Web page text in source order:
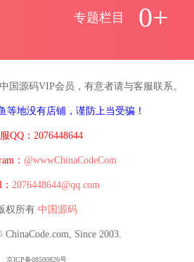
专题栏目 0+
国源码VIP会员，有意者请与客服联系。
等地没有店铺，谨防上当受骗！
QQ：2076448644
： @wwwChinaCodeCom
2076448644@qq.com
权所有 中国源码
Since 2003.
京ICP备08500826号